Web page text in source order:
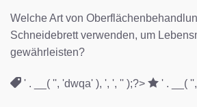
Welche Art von
Schneidebrett verwenden, um
gewährleisten?
' . __( '', 'dwqa' ), ', ', '' );?> ' . __(